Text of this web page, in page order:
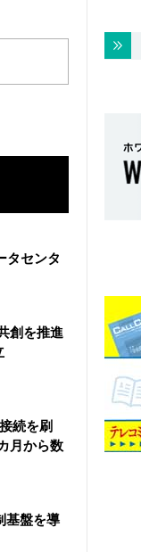
タセンタ
創を推進
続を刷
月から数
基盤を導